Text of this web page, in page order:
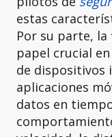
estas
Por su parte, la
papel crucial
de dispositivos
aplicaciones
datos en